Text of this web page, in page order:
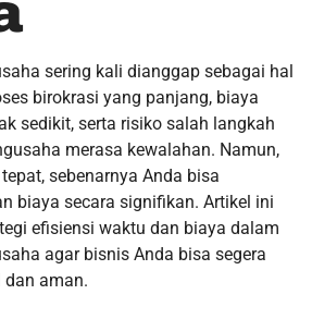
sering kali dianggap sebagai hal
birokrasi yang panjang, biaya
sedikit, serta risiko salah langkah
merasa kewalahan. Namun,
sebenarnya Anda bisa
biaya secara signifikan. Artikel ini
efisiensi waktu dan biaya dalam
agar bisnis Anda bisa segera
dan aman.